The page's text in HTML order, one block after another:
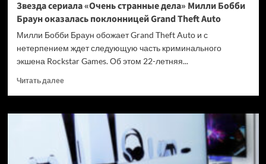
Звезда сериала «Очень странные дела» Милли Бобби
Браун оказалась поклонницей Grand Theft Auto
Милли Бобби Браун обожает Grand Theft Auto и с
нетерпением ждет следующую часть криминального
экшена Rockstar Games. Об этом 22-летняя...
Читать далееПрочитать
Звезда
сериала
«Очень
странные
дела»